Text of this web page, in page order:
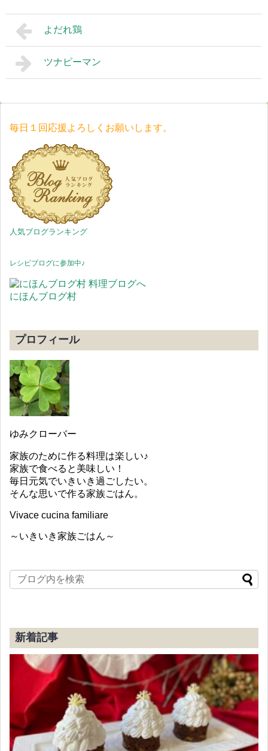
よだれ鶏
ツナピーマン
毎日１回応援よろしくお願いします。
人気ブログランキング
レシピブログに参加中♪
にほんブログ村
プロフィール
ゆみクローバー
家族のために作る料理は楽しい♪
家族で食べると美味しい！
毎日元気でいきいき過ごしたい。
そんな思いで作る家族ごはん。
Vivace cucina familiare
～いきいき家族ごはん～
新着記事